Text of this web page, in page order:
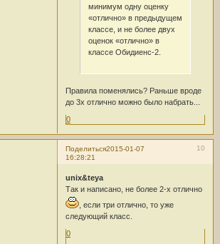
минимум одну оценку
«отлично» в предыдущем
классе, и не более двух
оценок «отлично» в
классе Обидиенс-2.
Правила поменялись? Раньше вроде
до 3х отлично можно было набрать...
0
Поделиться 10
2015-01-07
16:28:21
unix&teya
Так и написано, не более 2-х отлично
, если три отлично, то уже
следующий класс.
0